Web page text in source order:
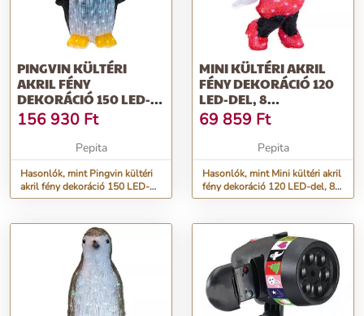
PINGVIN KÜLTÉRI
AKRIL FÉNY
DEKORÁCIÓ 150 LED-
DEL, 8
FÉNYJÁTÉKKAL,...
156 930 Ft
Pepita
Hasonlók, mint Pingvin kültéri
akril fény dekoráció 150 LED-
del, 8 fényjátékkal,...
MINI KÜLTÉRI AKRIL
FÉNY DEKORÁCIÓ 120
LED-DEL, 8
FÉNYJÁTÉKKAL, TÖ...
69 859 Ft
Pepita
Hasonlók, mint Mini kültéri akril
fény dekoráció 120 LED-del, 8
fényjátékkal, tö...